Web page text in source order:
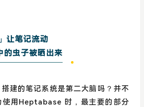
让笔记流动
的虫子被晒出来
建的笔记系统是第二大脑吗？并不
使用Heptabase 时，最主要的部分